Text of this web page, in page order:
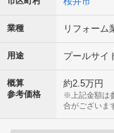
業種 リフォーム
用途 プールサイ
概算
参考価格
約2.5万円
※上記金額は
合がございま